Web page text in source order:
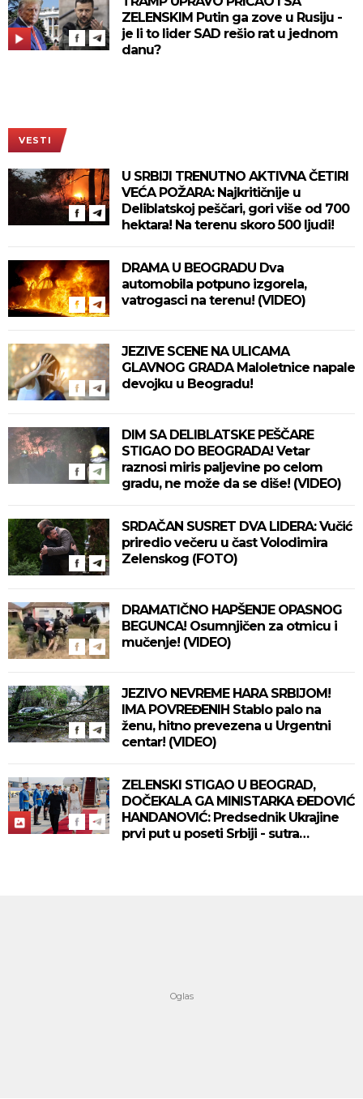
ZELENSKIM Putin ga zove u Rusiju -
je li to lider SAD rešio rat u jednom
danu?
VESTI
U SRBIJI TRENUTNO AKTIVNA ČETIRI
VEĆA POŽARA: Najkritičnije u
Deliblatskoj peščari, gori više od 700
hektara! Na terenu skoro 500 ljudi!
DRAMA U BEOGRADU Dva
automobila potpuno izgorela,
vatrogasci na terenu! (VIDEO)
JEZIVE SCENE NA ULICAMA
GLAVNOG GRADA Maloletnice napale
devojku u Beogradu!
DIM SA DELIBLATSKE PEŠČARE
STIGAO DO BEOGRADA! Vetar
raznosi miris paljevine po celom
gradu, ne može da se diše! (VIDEO)
SRDAČAN SUSRET DVA LIDERA: Vučić
priredio večeru u čast Volodimira
Zelenskog (FOTO)
DRAMATIČNO HAPŠENJE OPASNOG
BEGUNCA! Osumnjičen za otmicu i
mučenje! (VIDEO)
JEZIVO NEVREME HARA SRBIJOM!
IMA POVREĐENIH Stablo palo na
ženu, hitno prevezena u Urgentni
centar! (VIDEO)
ZELENSKI STIGAO U BEOGRAD,
DOČEKALA GA MINISTARKA ĐEDOVIĆ
HANDANOVIĆ: Predsednik Ukrajine
prvi put u poseti Srbiji - sutra